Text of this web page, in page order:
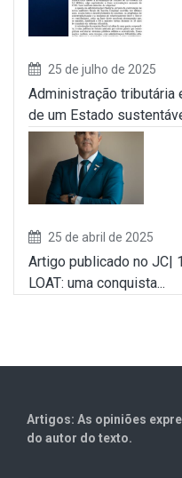
25 de julho de 2025
Administração tributária
de um Estado
25 de abril de 2025
Artigo publicado no JC|
LOAT: uma conquista...
Artigos: As opiniões
do autor do texto.